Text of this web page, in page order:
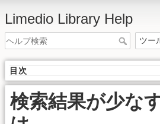
Limedio Library Help
目次
検索結果が少な